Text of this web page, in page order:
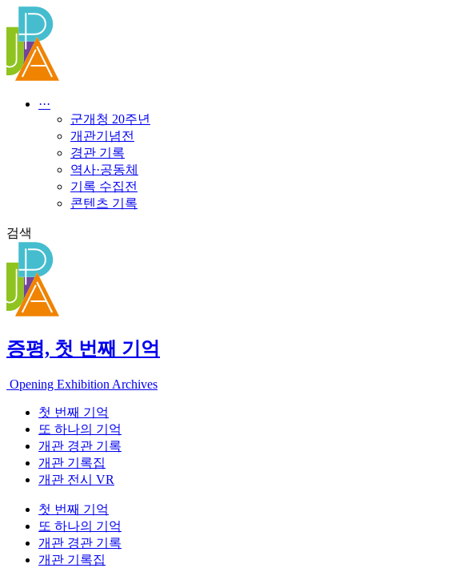
텐
로
건
···
군개청 20주년
개관기념전
경관 기록
역사·공동체
기록 수집전
콘텐츠 기록
검색
증평, 첫 번째 기억
Opening Exhibition Archives
첫 번째 기억
또 하나의 기억
개관 경관 기록
개관 기록집
개관 전시 VR
첫 번째 기억
또 하나의 기억
개관 경관 기록
개관 기록집